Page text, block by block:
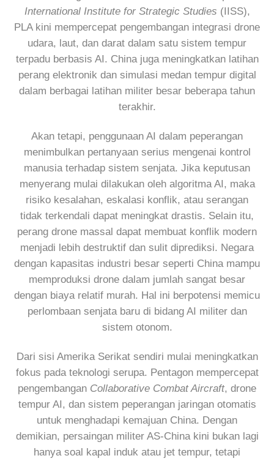
International Institute for Strategic Studies (IISS),
PLA kini mempercepat pengembangan integrasi drone
udara, laut, dan darat dalam satu sistem tempur
terpadu berbasis AI. China juga meningkatkan latihan
perang elektronik dan simulasi medan tempur digital
dalam berbagai latihan militer besar beberapa tahun
terakhir.
Akan tetapi, penggunaan AI dalam peperangan
menimbulkan pertanyaan serius mengenai kontrol
manusia terhadap sistem senjata. Jika keputusan
menyerang mulai dilakukan oleh algoritma AI, maka
risiko kesalahan, eskalasi konflik, atau serangan
tidak terkendali dapat meningkat drastis. Selain itu,
perang drone massal dapat membuat konflik modern
menjadi lebih destruktif dan sulit diprediksi. Negara
dengan kapasitas industri besar seperti China mampu
memproduksi drone dalam jumlah sangat besar
dengan biaya relatif murah. Hal ini berpotensi memicu
perlombaan senjata baru di bidang AI militer dan
sistem otonom.
Dari sisi Amerika Serikat sendiri mulai meningkatkan
fokus pada teknologi serupa. Pentagon mempercepat
pengembangan Collaborative Combat Aircraft, drone
tempur AI, dan sistem peperangan jaringan otomatis
untuk menghadapi kemajuan China. Dengan
demikian, persaingan militer AS-China kini bukan lagi
hanya soal kapal induk atau jet tempur, tetapi